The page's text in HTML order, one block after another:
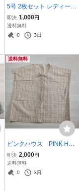
5号 2枚セット レディース
半袖 シャツ ブラウス 制服
夏服 ストライプ トップス
即決 1,000円
送料無料
0
3日
送料無料
ピンクハウス PINK HO
USE チェック柄 ノース
リーブ ブラウス
即決 2,000円
送料無料
0
3日